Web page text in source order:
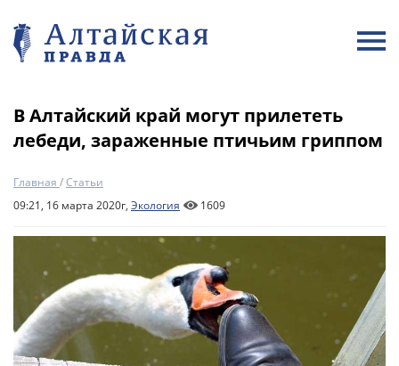
В Алтайский край могут прилететь
лебеди, зараженные птичьим гриппом
Главная /Статьи
09:21, 16 марта 2020г, Экология 1609